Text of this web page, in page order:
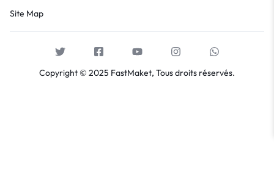
Site Map
Copyright © 2025 FastMaket, Tous droits réservés.